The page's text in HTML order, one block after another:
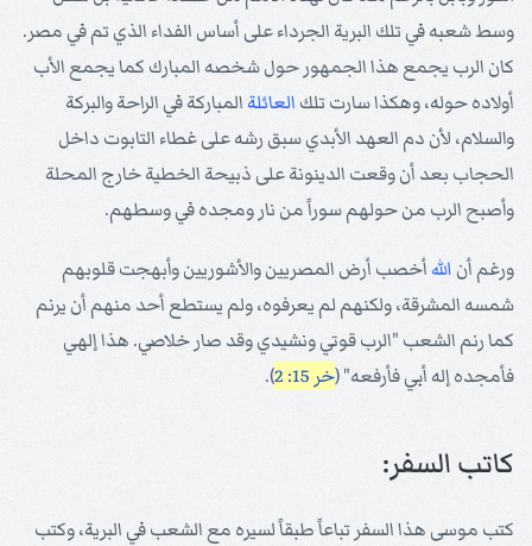
وسط شعبه في تلك البرية الجرداء على أساس الفداء الذي تم في مصر.
كان الرب يجمع هذا الجمهور حول شخصه المبارك كما يجمع الأب
أولاده حوله، وهكذا سارت تلك العائلة المباركة في الراحة والبركة
والسلام، لأن دم العهد الأبدي سبق رشه على غطاء التابوت داخل
الحجاب بعد أن وقعت الدينونة على ذبيحة الخطية خارج المحلة
وأصبح الرب من حولهم سوراً من نار ومجده في وسطهم.
ورغم أن الله أخصب أرض المصريين والأشوريين وأبهجت قلوبهم
شمسه المشرقة، ولكنهم لم يعرفوه، ولم يستطع أحد منهم أن يرنم
كما رنم الشعب "الرب قوتي ونشيدي وقد صار خلاصي. هذا إلهي
فأمجده إله أبي فأرفعه" (خر 15: 2 ).
كاتب السفر:
كتب موسى هذا السفر تباعاً طبقاً لسيره مع الشعب في البرية، وكتب